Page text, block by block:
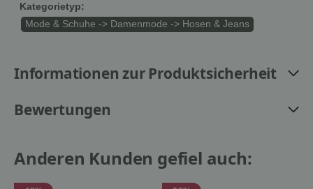
Kategorietyp:
Mode & Schuhe -> Damenmode -> Hosen & Jeans
Informationen zur Produktsicherheit
Bewertungen
Anderen Kunden gefiel auch: